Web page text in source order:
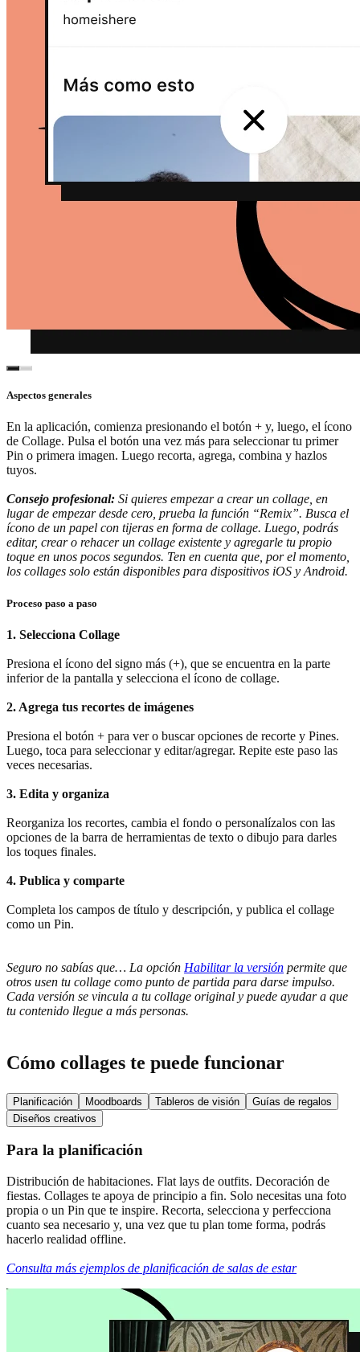
Aspectos generales
En la aplicación, comienza presionando el botón + y, luego, el ícono
de Collage. Pulsa el botón una vez más para seleccionar tu primer
Pin o primera imagen. Luego recorta, agrega, combina y hazlos
tuyos.
Consejo profesional: Si quieres empezar a crear un collage, en
lugar de empezar desde cero, prueba la función “Remix”. Busca el
ícono de un papel con tijeras en forma de collage. Luego, podrás
editar, crear o rehacer un collage existente y agregarle tu propio
toque en unos pocos segundos. Ten en cuenta que, por el momento,
los collages solo están disponibles para dispositivos iOS y Android.
Proceso paso a paso
1. Selecciona Collage
Presiona el ícono del signo más (+), que se encuentra en la parte
inferior de la pantalla y selecciona el ícono de collage.
2. Agrega tus recortes de imágenes
Presiona el botón + para ver o buscar opciones de recorte y Pines.
Luego, toca para seleccionar y editar/agregar. Repite este paso las
veces necesarias.
3. Edita y organiza
Reorganiza los recortes, cambia el fondo o personalízalos con las
opciones de la barra de herramientas de texto o dibujo para darles
los toques finales.
4. Publica y comparte
Completa los campos de título y descripción, y publica el collage
como un Pin.
Seguro no sabías que… La opción Habilitar la versión permite que
otros usen tu collage como punto de partida para darse impulso.
Cada versión se vincula a tu collage original y puede ayudar a que
tu contenido llegue a más personas.
Cómo collages te puede funcionar
Planificación Moodboards Tableros de visión
Guías de regalos
Diseños creativos
Para la planificación
Distribución de habitaciones. Flat lays de outfits. Decoración de
fiestas. Collages te apoya de principio a fin. Solo necesitas una foto
propia o un Pin que te inspire. Recorta, selecciona y perfecciona
cuanto sea necesario y, una vez que tu plan tome forma, podrás
hacerlo realidad offline.
Consulta más ejemplos de planificación de salas de estar